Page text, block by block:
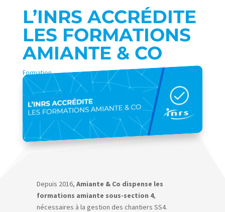
L’INRS ACCRÉDITE
LES FORMATIONS
AMIANTE & CO
Formation
Depuis 2016, Amiante & Co dispense les
formations amiante sous-section 4,
nécessaires à la gestion des chantiers SS4.